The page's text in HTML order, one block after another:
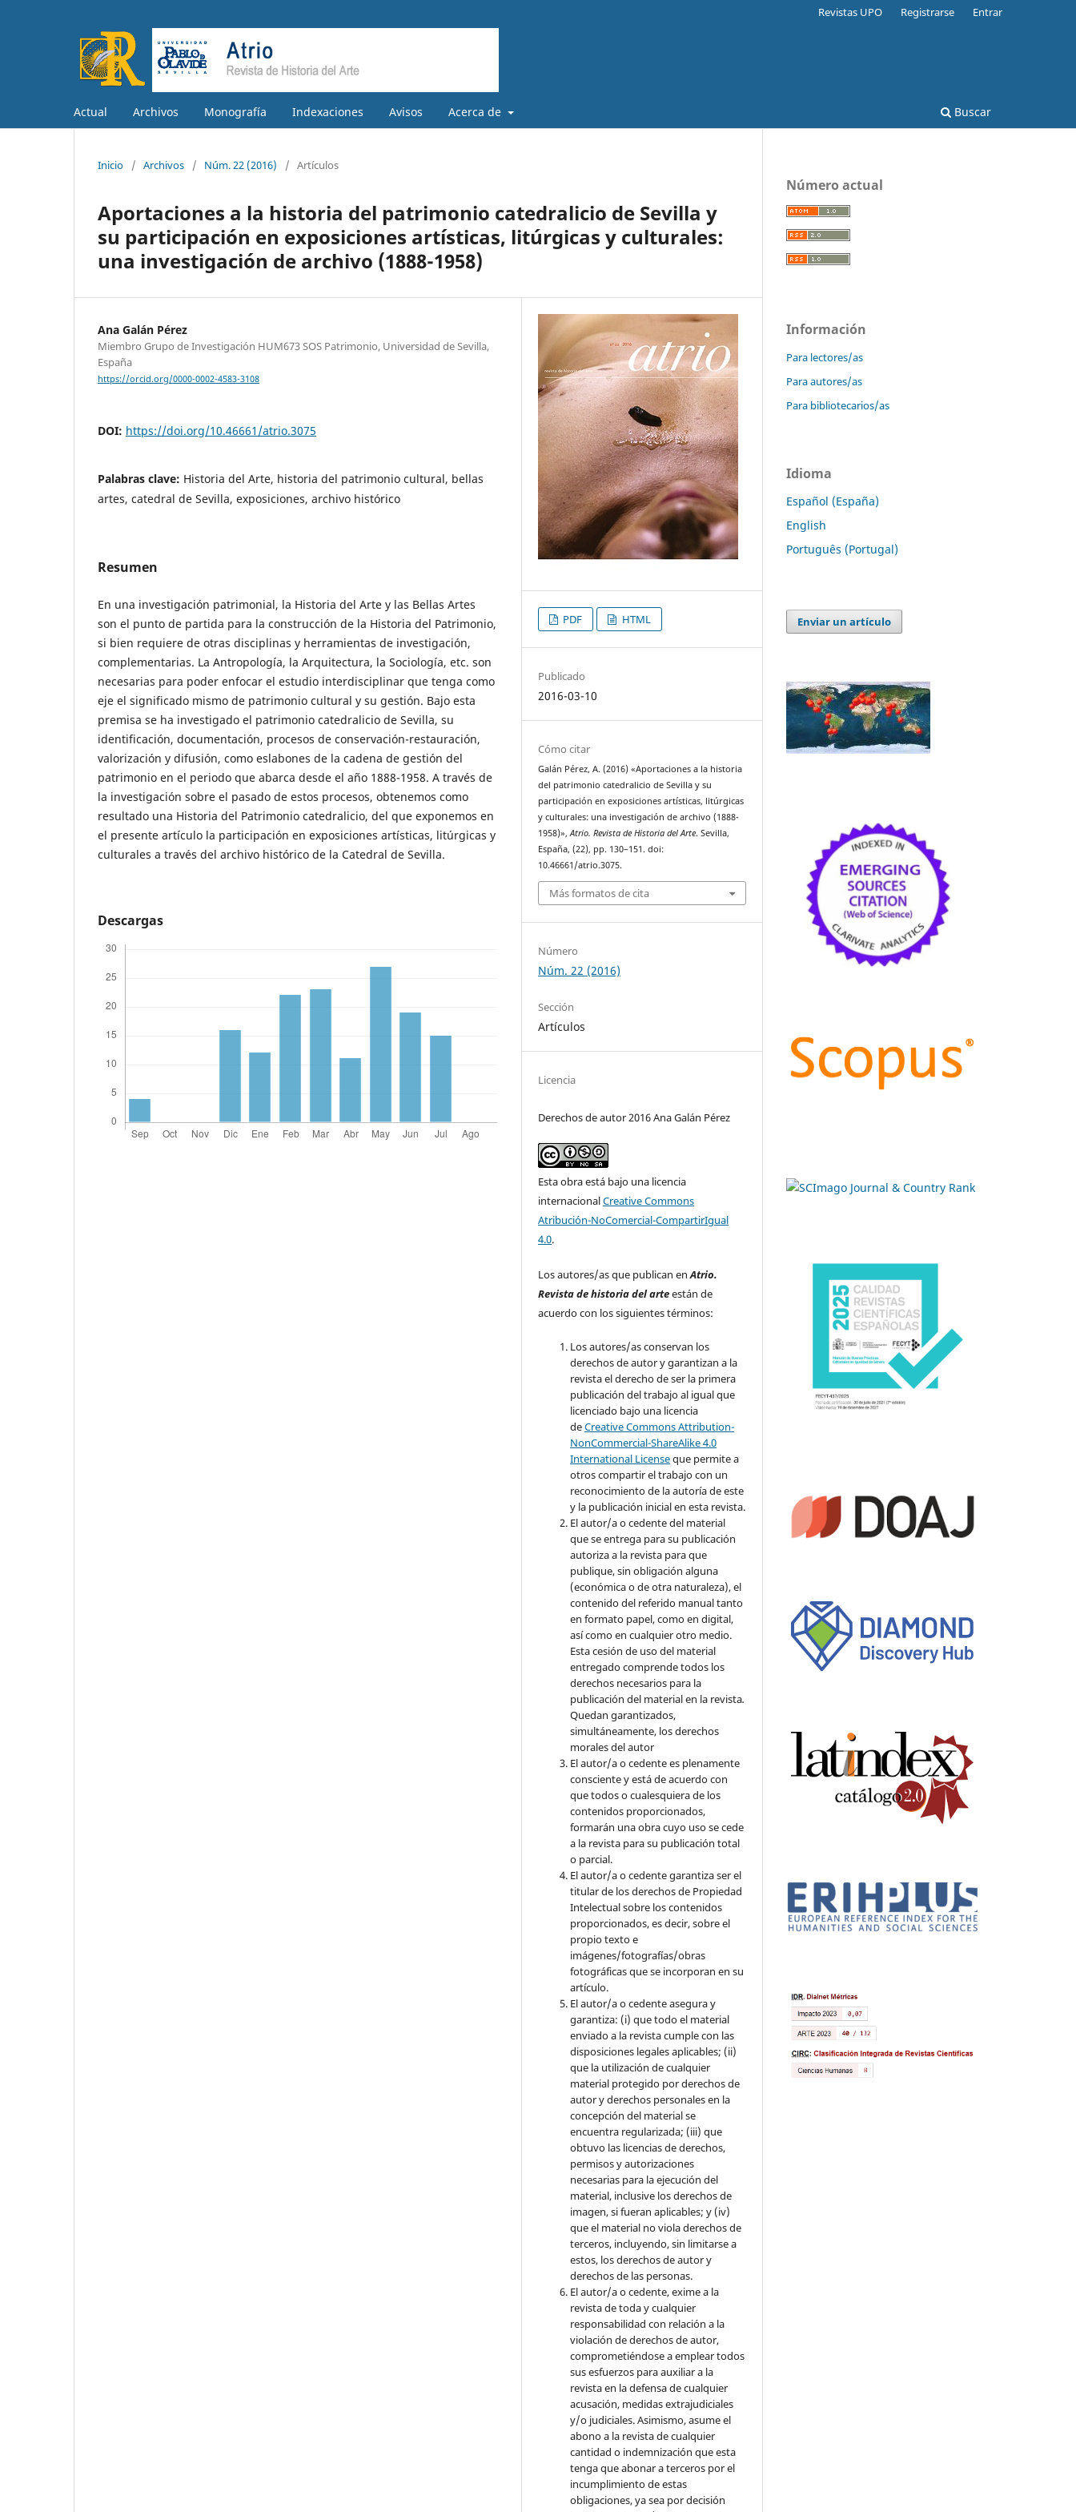
Actual Archivos Monografía Indexaciones Avisos Acerca de Buscar
Revistas UPO Registrarse Entrar
Inicio / Archivos / Núm. 22 (2016) / Artículos
Aportaciones a la historia del patrimonio catedralicio de Sevilla y
su participación en exposiciones artísticas, litúrgicas y culturales:
una investigación de archivo (1888-1958)
Ana Galán Pérez
Miembro Grupo de Investigación HUM673 SOS Patrimonio, Universidad de Sevilla,
España
https://orcid.org/0000-0002-4583-3108
DOI: https://doi.org/10.46661/atrio.3075
Palabras clave: Historia del Arte, historia del patrimonio cultural, bellas
artes, catedral de Sevilla, exposiciones, archivo histórico
Resumen
En una investigación patrimonial, la Historia del Arte y las Bellas Artes
son el punto de partida para la construcción de la Historia del Patrimonio,
si bien requiere de otras disciplinas y herramientas de investigación,
complementarias. La Antropología, la Arquitectura, la Sociología, etc. son
necesarias para poder enfocar el estudio interdisciplinar que tenga como
eje el significado mismo de patrimonio cultural y su gestión. Bajo esta
premisa se ha investigado el patrimonio catedralicio de Sevilla, su
identificación, documentación, procesos de conservación-restauración,
valorización y difusión, como eslabones de la cadena de gestión del
patrimonio en el periodo que abarca desde el año 1888-1958. A través de
la investigación sobre el pasado de estos procesos, obtenemos como
resultado una Historia del Patrimonio catedralicio, del que exponemos en
el presente artículo la participación en exposiciones artísticas, litúrgicas y
culturales a través del archivo histórico de la Catedral de Sevilla.
Descargas
PDF HTML
Publicado
2016-03-10
Cómo citar
Galán Pérez, A. (2016) «Aportaciones a la historia
del patrimonio catedralicio de Sevilla y su
participación en exposiciones artísticas, litúrgicas
y culturales: una investigación de archivo (1888-
1958)»,Atrio. Revista de Historia del Arte. Sevilla,
España, (22), pp. 130–151. doi:
10.46661/atrio.3075.
Más formatos de cita
Número
Núm. 22 (2016)
Sección
Artículos
Licencia
Derechos de autor 2016 Ana Galán Pérez
Esta obra está bajo una licencia
internacionalCreative Commons
Atribución-NoComercial-CompartirIgual
4.0.
Los autores/as que publican enAtrio.
Revista de historia del arteestán de
acuerdo con los siguientes términos:
Los autores/as conservan los
derechos de autor y garantizan a la
revista el derecho de ser la primera
publicación del trabajo al igual que
licenciado bajo una licencia
deCreative Commons Attribution-
NonCommercial-ShareAlike 4.0
International Licenseque permite a
otros compartir el trabajo con un
reconocimiento de la autoría de este
y la publicación inicial en esta revista.
El autor/a o cedente del material
que se entrega para su publicación
autoriza a la revista para que
publique, sin obligación alguna
(económica o de otra naturaleza), el
contenido del referido manual tanto
en formato papel, como en digital,
así como en cualquier otro medio.
Esta cesión de uso del material
entregado comprende todos los
derechos necesarios para la
publicación del material en la revista.
Quedan garantizados,
simultáneamente, los derechos
morales del autor
El autor/a o cedente es plenamente
consciente y está de acuerdo con
que todos o cualesquiera de los
contenidos proporcionados,
formarán una obra cuyo uso se cede
a la revista para su publicación total
o parcial.
El autor/a o cedente garantiza ser el
titular de los derechos de Propiedad
Intelectual sobre los contenidos
proporcionados, es decir, sobre el
propio texto e
imágenes/fotografías/obras
fotográficas que se incorporan en su
artículo.
El autor/a o cedente asegura y
garantiza: (i) que todo el material
enviado a la revista cumple con las
disposiciones legales aplicables; (ii)
que la utilización de cualquier
material protegido por derechos de
autor y derechos personales en la
concepción del material se
encuentra regularizada; (iii) que
obtuvo las licencias de derechos,
permisos y autorizaciones
necesarias para la ejecución del
material, inclusive los derechos de
imagen, si fueran aplicables; y (iv)
que el material no viola derechos de
terceros, incluyendo, sin limitarse a
estos, los derechos de autor y
derechos de las personas.
El autor/a o cedente, exime a la
revista de toda y cualquier
responsabilidad con relación a la
violación de derechos de autor,
comprometiéndose a emplear todos
sus esfuerzos para auxiliar a la
revista en la defensa de cualquier
acusación, medidas extrajudiciales
y/o judiciales. Asimismo, asume el
abono a la revista de cualquier
cantidad o indemnización que esta
tenga que abonar a terceros por el
incumplimiento de estas
obligaciones, ya sea por decisión
Número actual
Información
Para lectores/as
Para autores/as
Para bibliotecarios/as
Idioma
Español (España)
English
Português (Portugal)
Enviar un artículo